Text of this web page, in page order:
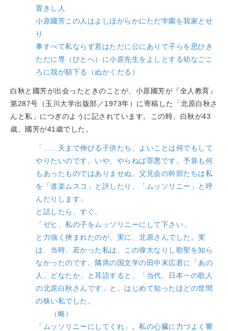
置きし人
小原國芳この人はよしほがらかにただ学園を我家とせ
り
事すべて私ならず君はただに公にありて子らを思ひき
ただに専（ひとへ）に小原先生をよしとする幼なごこ
ろに我が額下る（ぬかくだる）
白秋と國芳が出会ったときのことが、小原國芳が『全人教育』
第287号（玉川大学出版部／1973年）に寄稿した「北原白秋さ
んと私」につぎのように記されています。この時、白秋が43
歳、國芳が41歳でした。
「……天まで伸びる子供たち、よいことは何でもして
やりたいのです。いや、やらねば罪悪です。予算も何
もあったものではありませぬ。父兄会の幹部たちは私
を「道楽ムスコ」と評したり、「ムッソリニー」と呼
んだりします」
と話したら、すぐ、
「ゼヒ、私の子をムッソリニーにして下さい」
と力強く挾まれたのが、実に、北原さんでした。実
は、当時、若かった私は、この偉大なりし歌聖を知ら
なかったのです。隣席の国文学の田中末広君に「あの
人、どなたか」と耳語すると、「当代、日本一の歌人
の北原白秋さんです」と。はじめて知ったほどの世間
の狭い私でした。
（略）
「ムッソリニーにしてくれ」。私の心臓に力づよく響